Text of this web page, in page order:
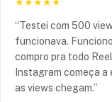
“Testei com 500
funcionava.
compro pra todo
Instagram começa a
as views chegam.”